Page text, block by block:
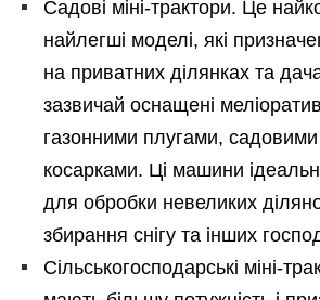
Садові міні-трактори. Це
найлегші моделі, які
на приватних ділянках та
зазвичай оснащені
газонними плугами,
косарками. Ці машини
для обробки невеликих
збирання снігу та інших
Сільськогосподарські міні-